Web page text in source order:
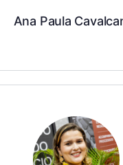
Ana Paula